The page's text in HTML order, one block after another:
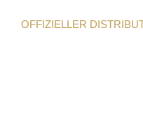
OFFIZIELLER